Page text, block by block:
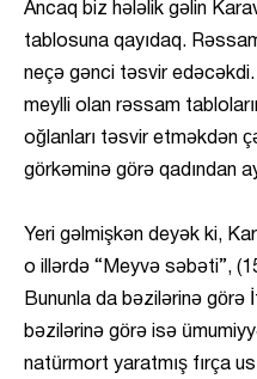
Ancaq biz hələlik gəlin
tablosuna qayıdaq.
neçə gənci təsvir
meylli olan rəssam
oğlanları təsvir etməkdən
görkəminə görə qadından
Yeri gəlmişkən deyək ki,
o illərdə “Meyvə səbəti”,
Bununla da bəzilərinə görə
bəzilərinə görə isə
natürmort yaratmış fırça